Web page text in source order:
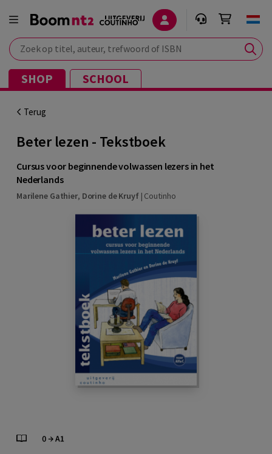
Zoek op titel, auteur, trefwoord of ISBN
SHOP SCHOOL
Terug
Beter lezen - Tekstboek
Cursus voor beginnende volwassen lezers in het
Nederlands
Marilene Gathier, Dorine de Kruyf| Coutinho